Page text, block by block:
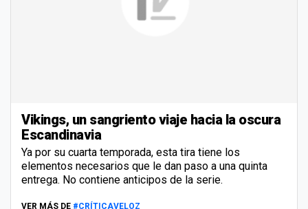
Vikings, un sangriento viaje hacia la oscura
Escandinavia
Ya por su cuarta temporada, esta tira tiene los
elementos necesarios que le dan paso a una quinta
entrega. No contiene anticipos de la serie.
VER MÁS DE #CRÍTICAVELOZ